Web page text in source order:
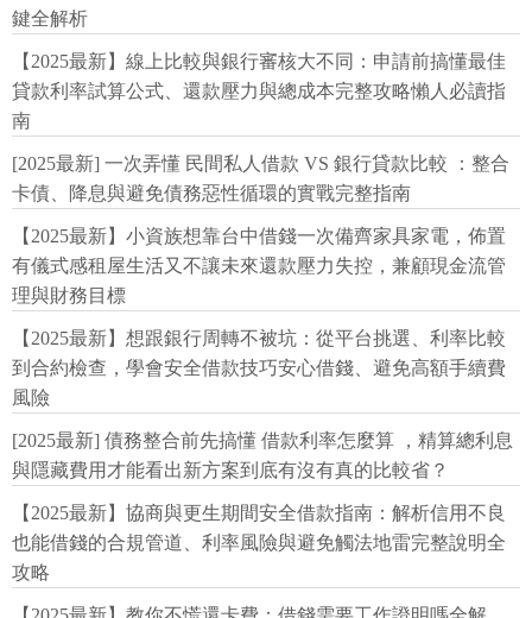
鍵全解析
【2025最新】線上比較與銀行審核大不同：申請前搞懂最佳
貸款利率試算公式、還款壓力與總成本完整攻略懶人必讀指
南
[2025最新] 一次弄懂 民間私人借款 VS 銀行貸款比較 ：整合
卡債、降息與避免債務惡性循環的實戰完整指南
【2025最新】小資族想靠台中借錢一次備齊家具家電，佈置
有儀式感租屋生活又不讓未來還款壓力失控，兼顧現金流管
理與財務目標
【2025最新】想跟銀行周轉不被坑：從平台挑選、利率比較
到合約檢查，學會安全借款技巧安心借錢、避免高額手續費
風險
[2025最新] 債務整合前先搞懂 借款利率怎麼算 ，精算總利息
與隱藏費用才能看出新方案到底有沒有真的比較省？
【2025最新】協商與更生期間安全借款指南：解析信用不良
也能借錢的合規管道、利率風險與避免觸法地雷完整說明全
攻略